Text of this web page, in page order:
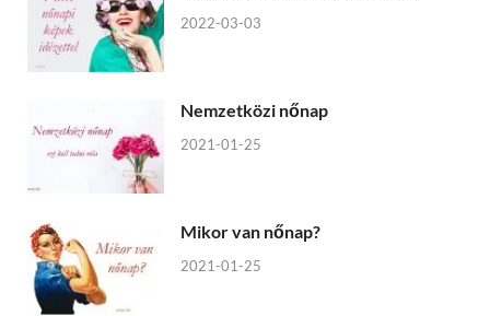
2022-03-03
Nemzetközi nőnap
2021-01-25
Mikor van nőnap?
2021-01-25